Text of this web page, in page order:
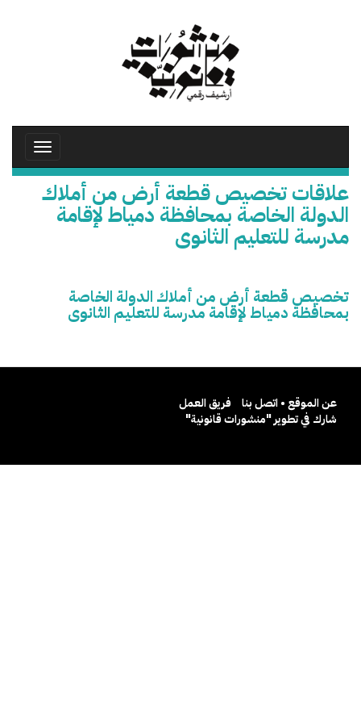
Toggle
علاقات تخصيص قطعة أرض من أملاك
الدولة الخاصة بمحافظة دمياط لإقامة
مدرسة للتعليم الثانوى
تخصيص قطعة أرض من أملاك الدولة الخاصة
بمحافظة دمياط لإقامة مدرسة للتعليم الثانوى
عن الموقع • اتصل بنا
فريق العمل
شارك في تطوير "منشورات قانونية"